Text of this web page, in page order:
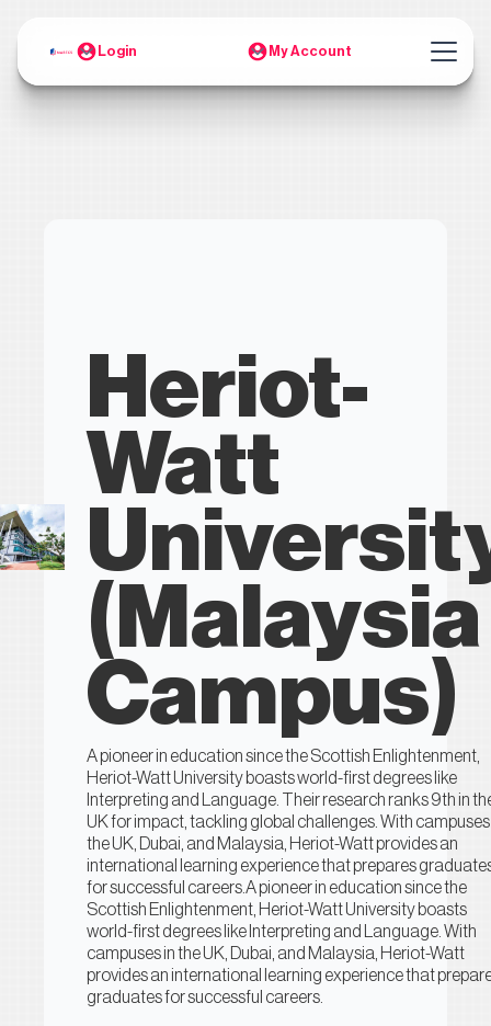
Login My Account
Heriot-
Watt
(Malaysia
Campus)
A pioneer in education since the Scottish Enlightenment,
Heriot-Watt University boasts world-first degrees like
Interpreting and Language. Their research ranks 9th in
UK for impact, tackling global challenges. With campuses
the UK, Dubai, and Malaysia, Heriot-Watt provides an
international learning experience that prepares
for successful careers.A pioneer in education since the
Scottish Enlightenment, Heriot-Watt University boasts
world-first degrees like Interpreting and Language. With
campuses in the UK, Dubai, and Malaysia, Heriot-Watt
provides an international learning experience that
graduates for successful careers.